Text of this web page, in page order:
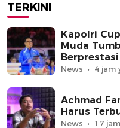
TERKINI
Kapolri
Muda
Berprestasi
News 4 jam
Achmad
Harus
News 17